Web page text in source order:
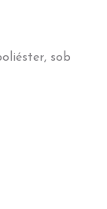
sob